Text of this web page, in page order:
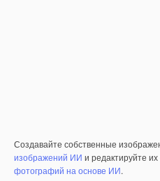
Создавайте собственные
изображений ИИ и редактируйте
фотографий на основе ИИ.